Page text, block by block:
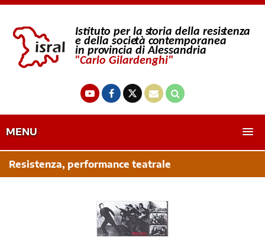
MENU
Resistenza, performance teatrale